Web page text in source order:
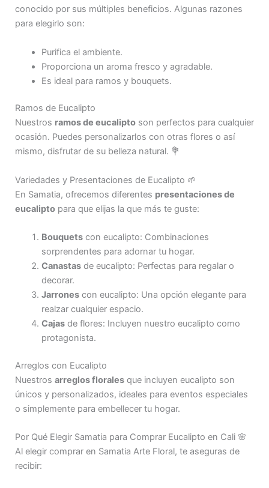
conocido por sus múltiples beneficios. Algunas razones
para elegirlo son:
Purifica el ambiente.
Proporciona un aroma fresco y agradable.
Es ideal para ramos y bouquets.
Ramos de Eucalipto
Nuestros ramos de eucalipto son perfectos para cualquier
ocasión. Puedes personalizarlos con otras flores o así
mismo, disfrutar de su belleza natural. 💐
Variedades y Presentaciones de Eucalipto 🌱
En Samatia, ofrecemos diferentes presentaciones de
eucalipto para que elijas la que más te guste:
Bouquetscon eucalipto: Combinaciones
sorprendentes para adornar tu hogar.
Canastasde eucalipto: Perfectas para regalar o
decorar.
Jarronescon eucalipto: Una opción elegante para
realzar cualquier espacio.
Cajasde flores: Incluyen nuestro eucalipto como
protagonista.
Arreglos con Eucalipto
Nuestros arreglos florales que incluyen eucalipto son
únicos y personalizados, ideales para eventos especiales
o simplemente para embellecer tu hogar.
Por Qué Elegir Samatia para Comprar Eucalipto en Cali 🌸
Al elegir comprar en Samatia Arte Floral, te aseguras de
recibir: